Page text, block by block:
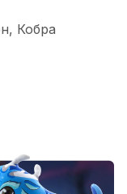
Кобра